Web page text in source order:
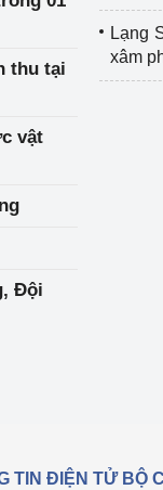
thu tại
vật
Đội
Lạng
xâm
TIN ĐIỆN TỬ BỘ